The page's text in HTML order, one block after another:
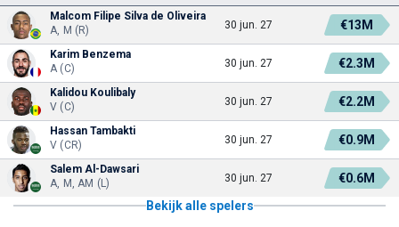
Malcom Filipe Silva de Oliveira
A, M (R)
30 jun. 27 €13M
Karim Benzema
A (C)
30 jun. 27 €2.3M
Kalidou Koulibaly
V (C)
30 jun. 27 €2.2M
Hassan Tambakti
V (CR)
30 jun. 27 €0.9M
Salem Al-Dawsari
A, M, AM (L)
30 jun. 27
€0.6M
Bekijk alle spelers